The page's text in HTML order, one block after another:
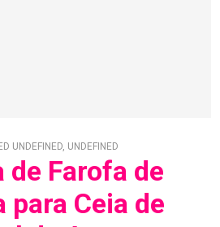
UNDEFINED, UNDEFINED
de Farofa de
para Ceia de